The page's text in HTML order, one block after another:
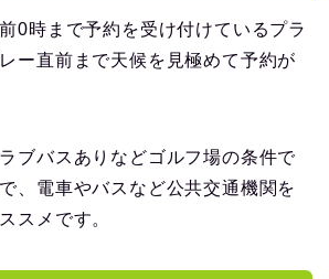
0時まで予約を受け付けているプラ
ー直前まで天候を見極めて予約が
ブバスありなどゴルフ場の条件で
、電車やバスなど公共交通機関を
スメです。